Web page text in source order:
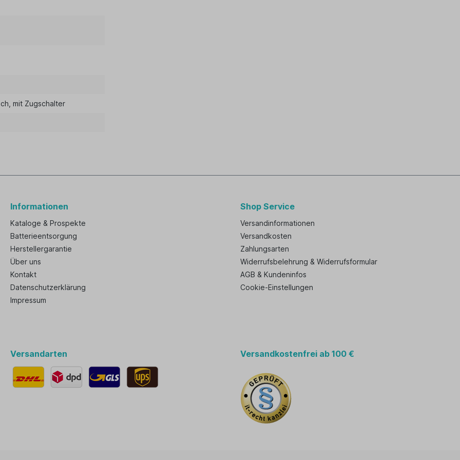
, mit Zugschalter
Informationen
Kataloge & Prospekte
Batterieentsorgung
Herstellergarantie
Über uns
Kontakt
Datenschutzerklärung
Impressum
Shop Service
Versandinformationen
Versandkosten
Zahlungsarten
Widerrufsbelehrung & Widerrufsformular
AGB & Kundeninfos
Cookie-Einstellungen
Versandarten Versandkostenfrei ab 100 €